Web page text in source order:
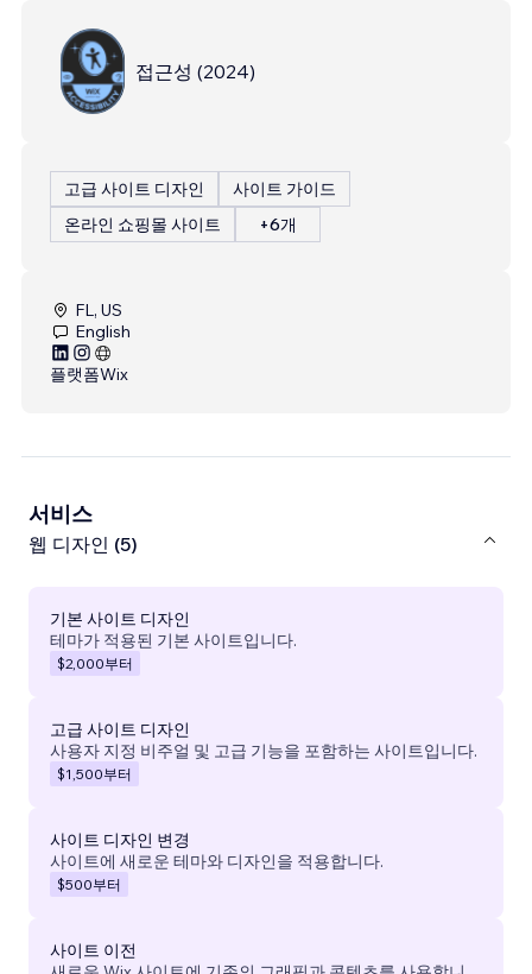
접근성 (2024)
고급 사이트 디자인
사이트 가이드
온라인 쇼핑몰 사이트
+6개
FL, US
English
플랫폼Wix
서비스
웹 디자인 (5)
기본 사이트 디자인
테마가 적용된 기본 사이트입니다.
$2,000부터
고급 사이트 디자인
사용자 지정 비주얼 및 고급 기능을 포함하는 사이트입니다.
$1,500부터
사이트 디자인 변경
사이트에 새로운 테마와 디자인을 적용합니다.
$500부터
사이트 이전